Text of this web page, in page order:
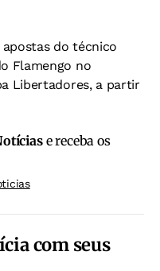
apostas do técnico
Flamengo no
Libertadores, a partir
e receba os
com seus